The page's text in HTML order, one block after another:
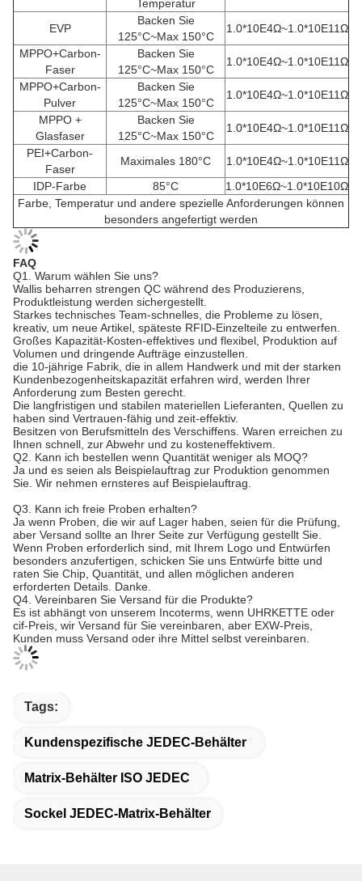
Temperatur
EVP
Backen Sie
125°C~Max 150°C
1.0*10E4Ω~1.0*10E11Ω
MPPO+Carbon-
Faser
Backen Sie
125°C~Max 150°C
1.0*10E4Ω~1.0*10E11Ω
MPPO+Carbon-
Pulver
Backen Sie
125°C~Max 150°C
1.0*10E4Ω~1.0*10E11Ω
MPPO +
Glasfaser
Backen Sie
125°C~Max 150°C
1.0*10E4Ω~1.0*10E11Ω
PEI+Carbon-
Faser
Maximales 180°C
1.0*10E4Ω~1.0*10E11Ω
IDP-Farbe
85°C
1.0*10E6Ω~1.0*10E10Ω
Farbe, Temperatur und andere spezielle Anforderungen können
besonders angefertigt werden
FAQ
Q1. Warum wählen Sie uns?
Wallis beharren strengen QC während des Produzierens,
Produktleistung werden sichergestellt.
Starkes technisches Team-schnelles, die Probleme zu lösen,
kreativ, um neue Artikel, späteste RFID-Einzelteile zu entwerfen.
Großes Kapazität-Kosten-effektives und flexibel, Produktion auf
Volumen und dringende Aufträge einzustellen.
die 10-jährige Fabrik, die in allem Handwerk und mit der starken
Kundenbezogenheitskapazität erfahren wird, werden Ihrer
Anforderung zum Besten gerecht.
Die langfristigen und stabilen materiellen Lieferanten, Quellen zu
haben sind Vertrauen-fähig und zeit-effektiv.
Besitzen von Berufsmitteln des Verschiffens. Waren erreichen zu
Ihnen schnell, zur Abwehr und zu kosteneffektivem.
Q2. Kann ich bestellen wenn Quantität weniger als MOQ?
Ja und es seien als Beispielauftrag zur Produktion genommen
Sie. Wir nehmen ernsteres auf Beispielauftrag.
Q3. Kann ich freie Proben erhalten?
Ja wenn Proben, die wir auf Lager haben, seien für die Prüfung,
aber Versand sollte an Ihrer Seite zur Verfügung gestellt Sie.
Wenn Proben erforderlich sind, mit Ihrem Logo und Entwürfen
besonders anzufertigen, schicken Sie uns Entwürfe bitte und
raten Sie Chip, Quantität, und allen möglichen anderen
erforderten Details. Danke.
Q4. Vereinbaren Sie Versand für die Produkte?
Es ist abhängt von unserem Incoterms, wenn UHRKETTE oder
cif-Preis, wir Versand für Sie vereinbaren, aber EXW-Preis,
Kunden muss Versand oder ihre Mittel selbst vereinbaren.
Tags:
Kundenspezifische JEDEC-Behälter
Matrix-Behälter ISO JEDEC
Sockel JEDEC-Matrix-Behälter